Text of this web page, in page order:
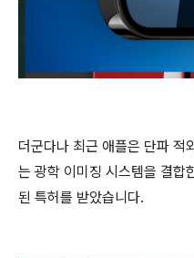
더군다나 최근 애플은 단파 적
는 광학 이미징 시스템을 결합
된 특허를 받았습니다.